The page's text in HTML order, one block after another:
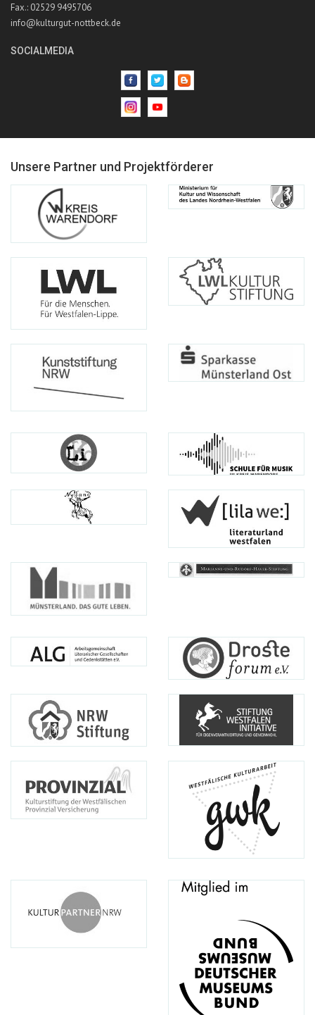
Fax.: 02529 9495706
info@kulturgut-nottbeck.de
SOCIALMEDIA
Unsere Partner und Projektförderer